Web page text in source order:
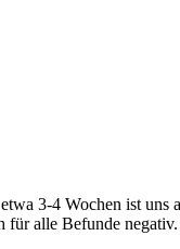
3-4 Wochen ist uns
alle Befunde